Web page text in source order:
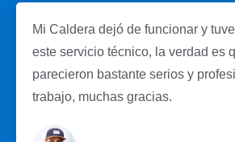
Mi Caldera dejó de funcionar y
este servicio técnico, la verdad es
parecieron bastante serios y
trabajo, muchas gracias.